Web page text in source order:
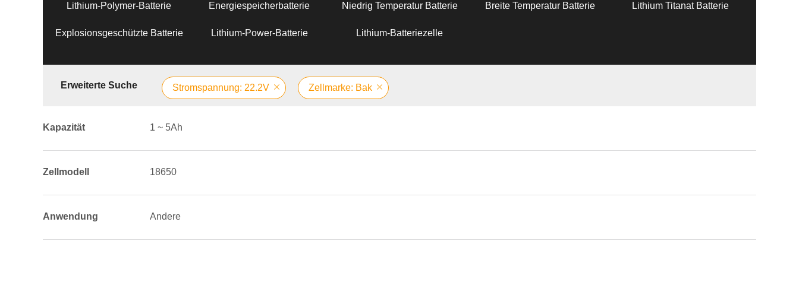
Lithium-Polymer-Batterie Energiespeicherbatterie Niedrig Temperatur Batterie Breite Temperatur Batterie Lithium Titanat Batterie
Explosionsgeschützte Batterie Lithium-Power-Batterie Lithium-Batteriezelle
Erweiterte Suche Stromspannung: 22.2V Zellmarke: Bak
Kapazität 1 ~ 5Ah
Zellmodell 18650
Anwendung Andere